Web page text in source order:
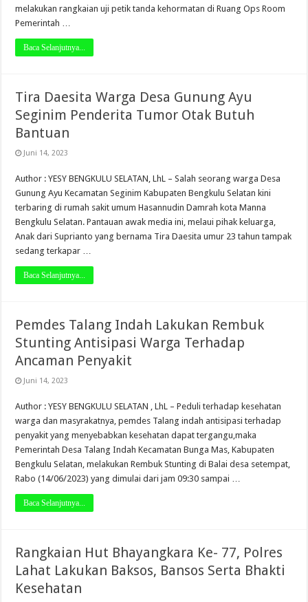
melakukan rangkaian uji petik tanda kehormatan di Ruang Ops Room
Pemerintah …
Baca Selanjutnya...
Tira Daesita Warga Desa Gunung Ayu
Seginim Penderita Tumor Otak Butuh
Bantuan
Juni 14, 2023
Author : YESY BENGKULU SELATAN, LhL – Salah seorang warga Desa
Gunung Ayu Kecamatan Seginim Kabupaten Bengkulu Selatan kini
terbaring di rumah sakit umum Hasannudin Damrah kota Manna
Bengkulu Selatan. Pantauan awak media ini, melaui pihak keluarga,
Anak dari Suprianto yang bernama Tira Daesita umur 23 tahun tampak
sedang terkapar …
Baca Selanjutnya...
Pemdes Talang Indah Lakukan Rembuk
Stunting Antisipasi Warga Terhadap
Ancaman Penyakit
Juni 14, 2023
Author : YESY BENGKULU SELATAN , LhL – Peduli terhadap kesehatan
warga dan masyrakatnya, pemdes Talang indah antisipasi terhadap
penyakit yang menyebabkan kesehatan dapat tergangu,maka
Pemerintah Desa Talang Indah Kecamatan Bunga Mas, Kabupaten
Bengkulu Selatan, melakukan Rembuk Stunting di Balai desa setempat,
Rabo (14/06/2023) yang dimulai dari jam 09:30 sampai …
Baca Selanjutnya...
Rangkaian Hut Bhayangkara Ke- 77, Polres
Lahat Lakukan Baksos, Bansos Serta Bhakti
Kesehatan